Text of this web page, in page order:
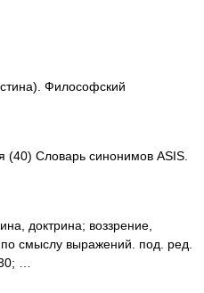
Философский
Словарь синонимов ASIS.
доктрина; воззрение,
смыслу выражений. под. ред.
…